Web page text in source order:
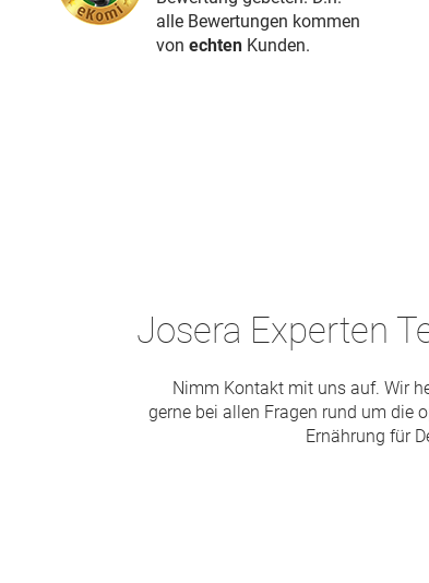
alle Bewertungen kommen
von echten Kunden.
Josera Experten
Nimm Kontakt mit uns auf. Wir
gerne bei allen Fragen rund um die
Ernährung für